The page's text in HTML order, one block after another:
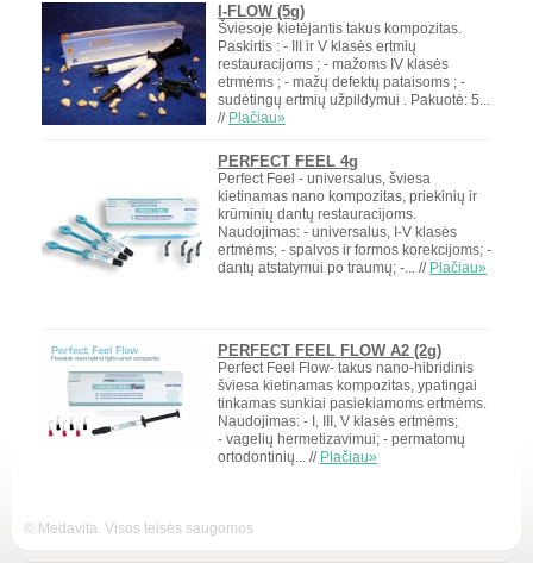
I-FLOW (5g)
Šviesoje kietėjantis takus kompozitas.
Paskirtis : - III ir V klasės ertmių
restauracijoms ; - mažoms IV klasės
etrmėms ; - mažų defektų pataisoms ; -
sudėtingų ertmių užpildymui . Pakuotė: 5...
// Plačiau»
PERFECT FEEL 4g
Perfect Feel - universalus, šviesa
kietinamas nano kompozitas, priekinių ir
krūminių dantų restauracijoms.
Naudojimas: - universalus, I-V klasės
ertmėms; - spalvos ir formos korekcijoms; -
dantų atstatymui po traumų; -... // Plačiau»
PERFECT FEEL FLOW A2 (2g)
Perfect Feel Flow- takus nano-hibridinis
šviesa kietinamas kompozitas, ypatingai
tinkamas sunkiai pasiekiamoms ertmėms.
Naudojimas: - I, III, V klasės ertmėms;
- vagelių hermetizavimui; - permatomų
ortodontinių... // Plačiau»
© Medavita. Visos teisės saugomos